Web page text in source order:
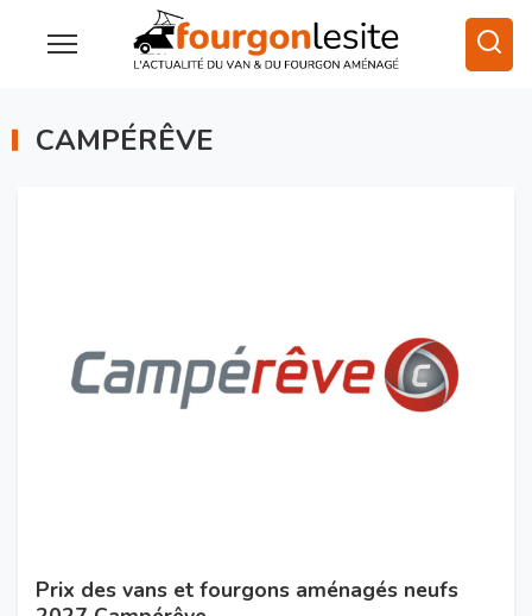
CAMPÉRÊVE
Prix des vans et fourgons aménagés neufs